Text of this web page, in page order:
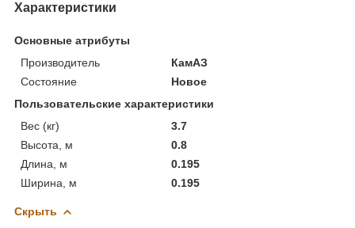
Характеристики
Основные атрибуты
Производитель
КамАЗ
Состояние
Новое
Пользовательские характеристики
Вес (кг)
3.7
Высота, м
0.8
Длина, м
0.195
Ширина, м
0.195
Скрыть